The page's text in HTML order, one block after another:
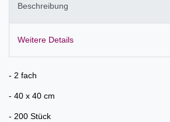
Beschreibung
Weitere Details
- 2 fach
- 40 x 40 cm
- 200 Stück